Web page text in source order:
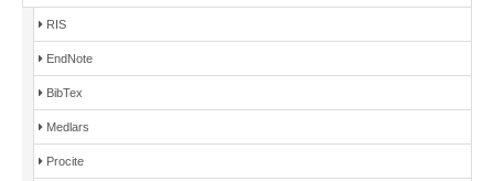
RIS
EndNote
BibTex
Medlars
Procite